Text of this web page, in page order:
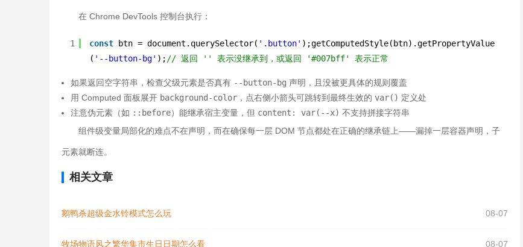
在 Chrome DevTools 控制台执行：
1 const btn = document.querySelector( '.button' );getComputedStyle(btn).getPropertyValue
( '--button-bg' ); // 返回 '' 表示没继承到，或返回 '#007bff' 表示正常
如果返回空字符串，检查父级元素是否真有 --button-bg 声明，且没被更具体的规则覆盖
用 Computed 面板展开 background-color ，点右侧小箭头可跳转到最终生效的 var() 定义处
注意伪元素（如 ::before）能继承宿主变量，但 content: var(--x) 不支持拼接字符串
组件级变量局部化的难点不在声明，而在确保每一层 DOM 节点都处在正确的继承链上——漏掉一层容器声明，子
元素就断连。
相关文章
鹅鸭杀超级金水铃模式怎么玩 08-07
牧场物语风之繁华集市生日日期怎么看 08-07